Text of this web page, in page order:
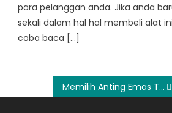
para pelanggan anda. Jika anda
sekali dalam hal hal membeli alat
coba baca […]
Memilih Anting Emas Terbaru yang Tepat Untuk Gaya Sehari-hari